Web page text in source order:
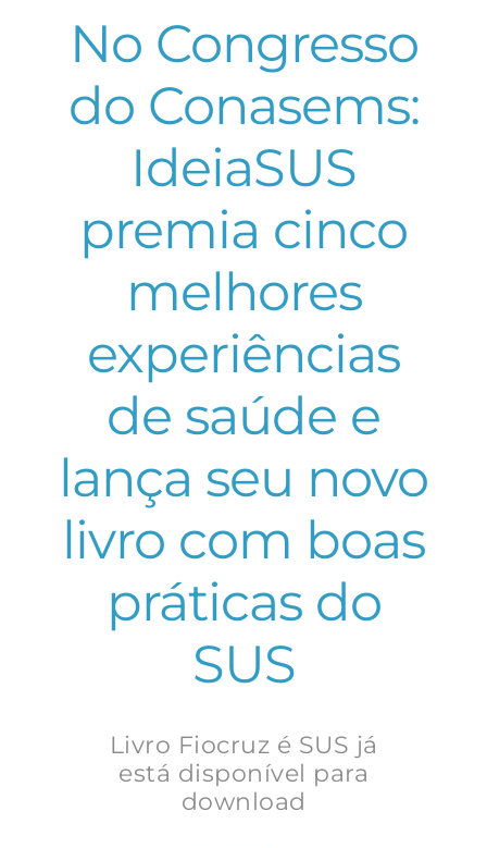
No Congresso
do Conasems:
IdeiaSUS
premia cinco
melhores
experiências
de saúde e
lança seu novo
livro com boas
práticas do
SUS
Livro Fiocruz é SUS já
está disponível para
download